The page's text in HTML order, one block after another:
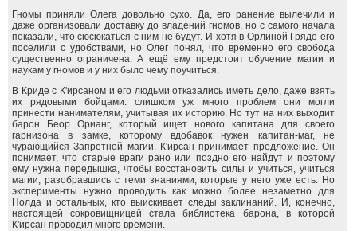
Гномы приняли Олега довольно сухо. Да, его ранение вылечили и
даже организовали доставку до владений гномов, но с самого начала
показали, что сюсюкаться с ним не будут. И хотя в Орлиной Гряде его
поселили с удобствами, но Олег понял, что временно его свобода
существенно ограничена. А ещё ему предстоит обучение магии и
наукам у гномов и у них было чему поучиться.
В Криде с К'ирсаном и его людьми отказались иметь дело, даже взять
их рядовыми бойцами: слишком уж много проблем они могли
принести нанимателям, учитывая их историю. Но тут на них выходит
барон Беор Орианг, который ищет нового капитана для своего
гарнизона в замке, которому вдобавок нужен капитан-маг, не
чурающийся Запретной магии. К'ирсан принимает предложение. Он
понимает, что старые враги рано или поздно его найдут и поэтому
ему нужна передышка, чтобы восстановить силы и учиться, учиться
магии, разобравшись с теми знаниями, которые у него уже есть. Но
эксперименты нужно проводить как можно более незаметно для
Нолда и остальных, кто выискивает следы заклинаний. И, конечно,
настоящей сокровищницей стала библиотека барона, в которой
К'ирсан проводил много времени.